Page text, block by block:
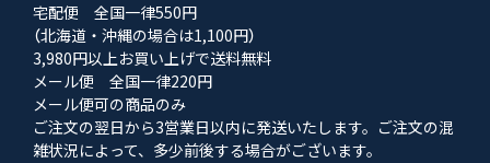
宅配便 全国一律550円
（北海道・沖縄の場合は1,100円）
3,980円以上お買い上げで送料無料
メール便 全国一律220円
メール便可の商品のみ
ご注文の翌日から3営業日以内に発送いたします。ご注文の混
雑状況によって、多少前後する場合がございます。